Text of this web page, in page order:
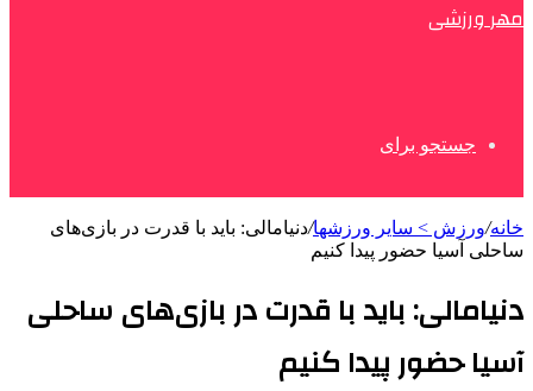
مهر ورزشی
جستجو برای
خانه/ورزش > سایر ورزشها/دنیامالی: باید با قدرت در بازی‌های
ساحلی آسیا حضور پیدا کنیم
دنیامالی: باید با قدرت در بازی‌های ساحلی
آسیا حضور پیدا کنیم